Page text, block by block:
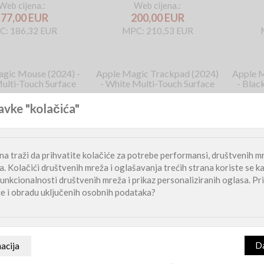
cijena.:
EUR
186,32 EUR
Web cijena.:
200,00 EUR
MPC: 210,53 EUR
Mouse (2024) -
Touch Surface
Web cijena.:
EUR
100,00 EUR
Apple Magic Trackpad (2024)
- White Multi-Touch Surface
MPC: 168,42 EUR
Apple
-
4 Multi-
Docking Station -
Grey
cijena.:
EUR
Satechi SM1 Slim Mechanical
Backlit Bluetooth Keyboard -
Black
Web cijena.:
120,00 EUR
Keyboard (2024)
"kolačića"
traži da prihvatite kolačiće za potrebe performansi, društvenih
Kolačići društvenih mreža i oglašavanja trećih strana koriste se
društvenih mreža i prikaz personaliziranih oglasa.
i obradu uključenih osobnih podataka?